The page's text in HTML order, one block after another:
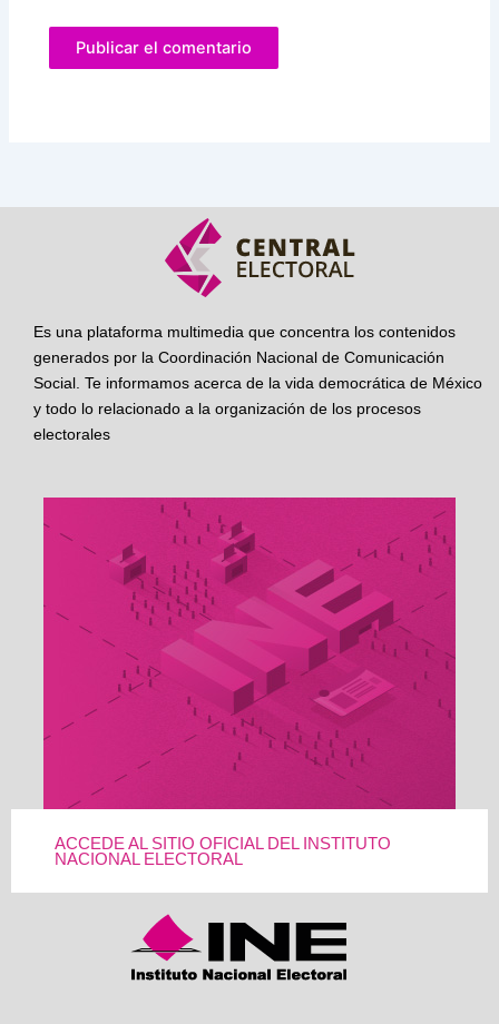
Es una plataforma multimedia que concentra los contenidos
generados por la Coordinación Nacional de Comunicación
Social. Te informamos acerca de la vida democrática de México
y todo lo relacionado a la organización de los procesos
electorales
ACCEDE AL SITIO OFICIAL DEL INSTITUTO
NACIONAL ELECTORAL